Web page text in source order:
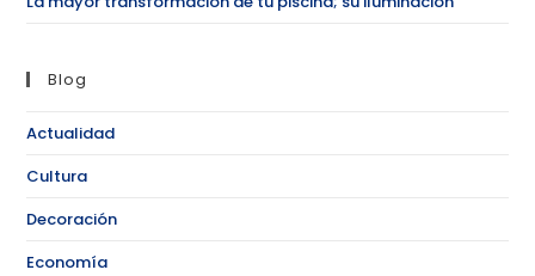
Blog
Actualidad
Cultura
Decoración
Economía